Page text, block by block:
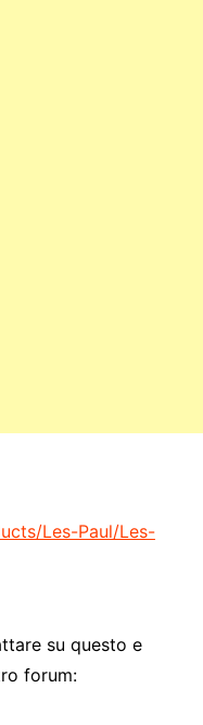
Les-Paul/Les-
su questo e
forum: